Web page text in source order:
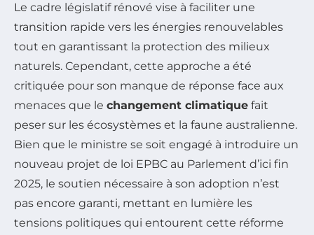
Le cadre législatif rénové vise à faciliter une
transition rapide vers les énergies renouvelables
tout en garantissant la protection des milieux
naturels. Cependant, cette approche a été
critiquée pour son manque de réponse face aux
menaces que le changement climatique fait
peser sur les écosystèmes et la faune australienne.
Bien que le ministre se soit engagé à introduire un
nouveau projet de loi EPBC au Parlement d’ici fin
2025, le soutien nécessaire à son adoption n’est
pas encore garanti, mettant en lumière les
tensions politiques qui entourent cette réforme